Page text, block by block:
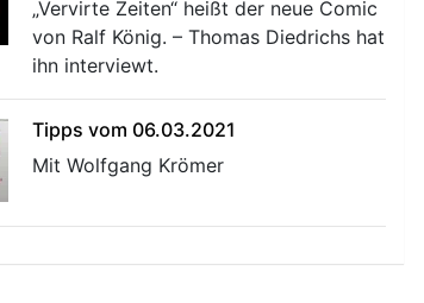
„Vervirte Zeiten“ heißt der neue Comic
von Ralf König. – Thomas Diedrichs hat
ihn interviewt.
Tipps vom 06.03.2021
Mit Wolfgang Krömer